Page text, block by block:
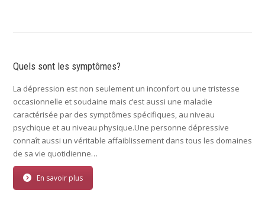
Quels sont les symptômes?
La dépression est non seulement un inconfort ou une tristesse
occasionnelle et soudaine mais c’est aussi une maladie
caractérisée par des symptômes spécifiques, au niveau
psychique et au niveau physique.Une personne dépressive
connaît aussi un véritable affaiblissement dans tous les domaines
de sa vie quotidienne…
En savoir plus